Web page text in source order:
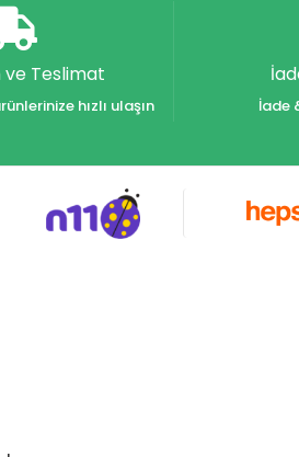
Teslimat
hızlı ulaşın İade